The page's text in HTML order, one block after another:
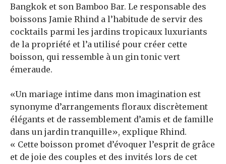
Bangkok et son Bamboo Bar. Le responsable des
boissons Jamie Rhind a l’habitude de servir des
cocktails parmi les jardins tropicaux luxuriants
de la propriété et l’a utilisé pour créer cette
boisson, qui ressemble à un gin tonic vert
émeraude.
«Un mariage intime dans mon imagination est
synonyme d’arrangements floraux discrètement
élégants et de rassemblement d’amis et de famille
dans un jardin tranquille», explique Rhind.
« Cette boisson promet d’évoquer l’esprit de grâce
et de joie des couples et des invités lors de cet